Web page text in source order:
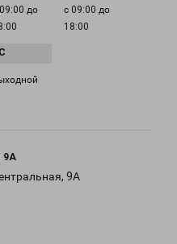
до
с 09:00 до
18:00
9А
9А